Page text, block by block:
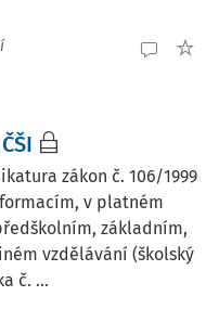
zákon č. 106/1999
v platném
základním,
vzdělávání (školský
č. ...